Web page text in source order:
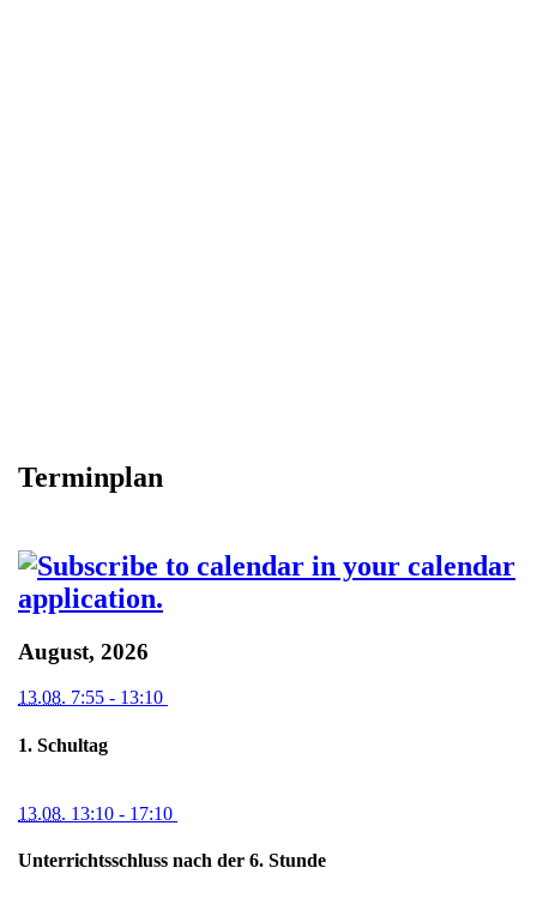
Terminplan
August, 2026
13.08. 7:55 - 13:10
1. Schultag
13.08. 13:10 - 17:10
Unterrichtsschluss nach der 6. Stunde